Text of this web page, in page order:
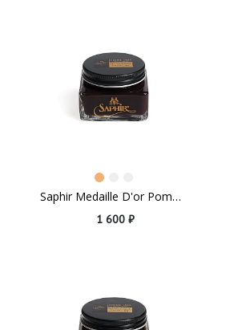
Saphir Medaille D'or Pommadier Burgundy
1 600 ₽